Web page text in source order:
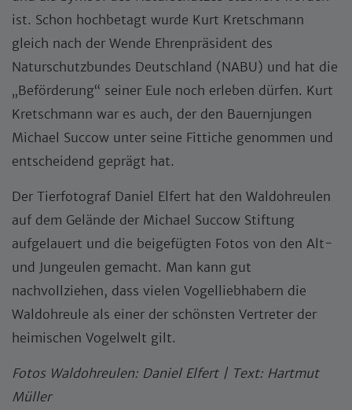
ist. Schon hochbetagt wurde Kurt Kretschmann
gleich nach der Wende Ehrenpräsident des
Naturschutzbundes Deutschland (NABU) und hat die
„Beförderung“ seiner Eule noch erleben dürfen. Kurt
Kretschmann war es auch, der den Bauernjungen
Michael Succow unter seine Fittiche genommen und
entscheidend geprägt hat.
Der Tierfotograf Daniel Elfert hat den Waldohreulen
auf dem Gelände der Michael Succow Stiftung
aufgelauert und die beigefügten Fotos von den Alt-
und Jungeulen gemacht. Man kann gut
nachvollziehen, dass vielen Vogelliebhabern die
Waldohreule als einer der schönsten Vertreter der
heimischen Vogelwelt gilt.
Fotos Waldohreulen: Daniel Elfert | Text: Hartmut
Müller